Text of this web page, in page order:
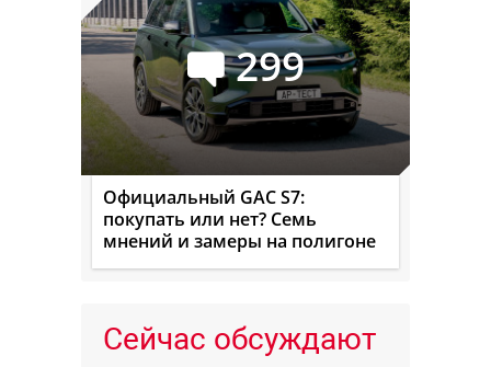
299
Официальный GAC S7:
покупать или нет? Семь
мнений и замеры на полигоне
Сейчас обсуждают